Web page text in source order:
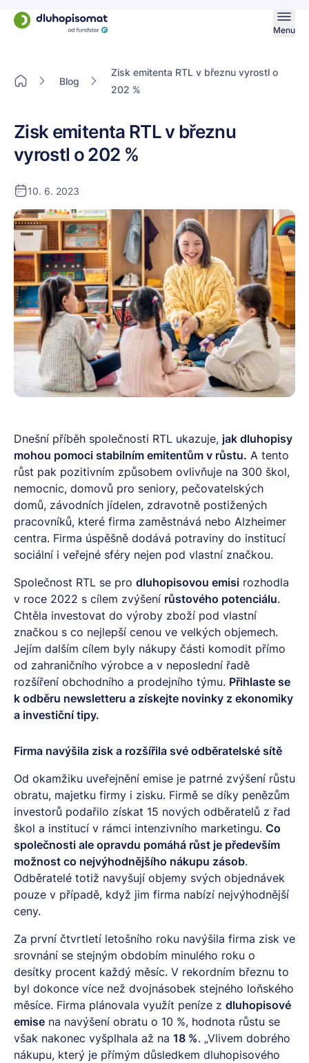
Menu
Blog
Zisk emitenta RTL v březnu vyrostl o
202 %
10. 6. 2023
Zisk emitenta RTL v březnu
vyrostl o 202 %
Dnešní příběh společnosti RTL ukazuje, jak dluhopisy
mohou pomoci stabilním emitentům v růstu. A tento
růst pak pozitivním způsobem ovlivňuje na 300 škol,
nemocnic, domovů pro seniory, pečovatelských
domů, závodních jídelen, zdravotně postižených
pracovníků, které firma zaměstnává nebo Alzheimer
centra. Firma úspěšně dodává potraviny do institucí
sociální i veřejné sféry nejen pod vlastní značkou.
Společnost RTL se pro dluhopisovou emisi rozhodla
v roce 2022 s cílem zvýšení růstového potenciálu.
Chtěla investovat do výroby zboží pod vlastní
značkou s co nejlepší cenou ve velkých objemech.
Jejím dalším cílem byly nákupy části komodit přímo
od zahraničního výrobce a v neposlední řadě
rozšíření obchodního a prodejního týmu. Přihlaste se
k odběru newsletteru a získejte novinky z ekonomiky
a investiční tipy.
Firma navýšila zisk a rozšířila své odběratelské sítě
Od okamžiku uveřejnění emise je patrné zvýšení růstu
obratu, majetku firmy i zisku. Firmě se díky penězům
investorů podařilo získat 15 nových odběratelů z řad
škol a institucí v rámci intenzivního marketingu. Co
společnosti ale opravdu pomáhá růst je především
možnost co nejvýhodnějšího nákupu zásob.
Odběratelé totiž navyšují objemy svých objednávek
pouze v případě, když jim firma nabízí nejvýhodnější
ceny.
Za první čtvrtletí letošního roku navýšila firma zisk ve
srovnání se stejným obdobím minulého roku o
desítky procent každý měsíc. V rekordním březnu to
byl dokonce více než dvojnásobek stejného loňského
měsíce. Firma plánovala využít peníze z dluhopisové
emise na navýšení obratu o 10 %, hodnota růstu se
však nakonec vyšplhala až na 18 %. „Vlivem dobrého
nákupu, který je přímým důsledkem dluhopisového